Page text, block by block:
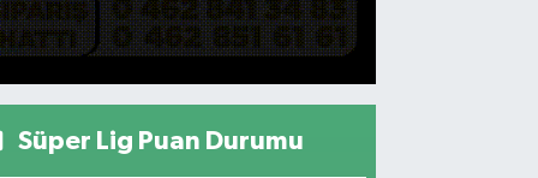
Süper Lig Puan Durumu